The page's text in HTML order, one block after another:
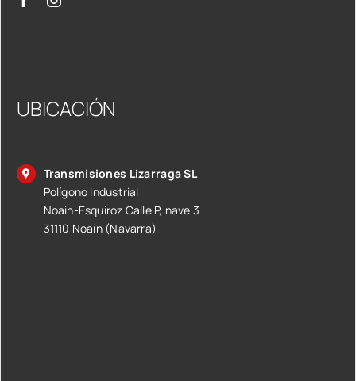
UBICACIÓN
Transmisiones Lizarraga SL
Polígono Industrial
Noain-Esquiroz Calle P, nave 3
31110 Noain (Navarra)